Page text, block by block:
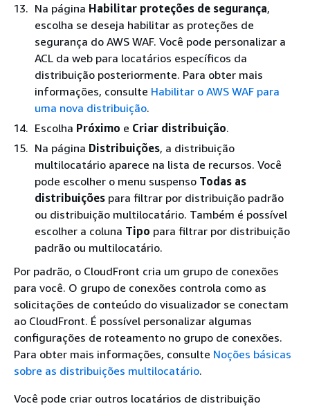
Na página Habilitar proteções de segurança,
escolha se deseja habilitar as proteções de
segurança do AWS WAF. Você pode personalizar a
ACL da web para locatários específicos da
distribuição posteriormente. Para obter mais
informações, consulte Habilitar o AWS WAF para
uma nova distribuição.
Escolha Próximo e Criar distribuição.
Na página Distribuições, a distribuição
multilocatário aparece na lista de recursos. Você
pode escolher o menu suspenso Todas as
distribuições para filtrar por distribuição padrão
ou distribuição multilocatário. Também é possível
escolher a coluna Tipo para filtrar por distribuição
padrão ou multilocatário.
Por padrão, o CloudFront cria um grupo de conexões
para você. O grupo de conexões controla como as
solicitações de conteúdo do visualizador se conectam
ao CloudFront. É possível personalizar algumas
configurações de roteamento no grupo de conexões.
Para obter mais informações, consulte Noções básicas
sobre as distribuições multilocatário.
Você pode criar outros locatários de distribuição